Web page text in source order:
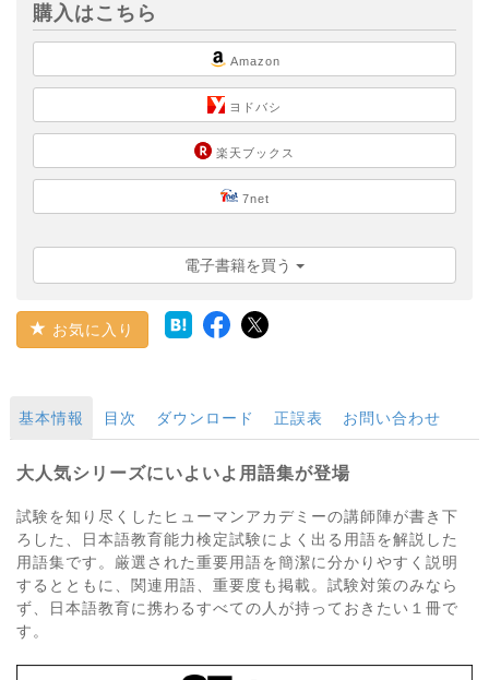
購入はこちら
Amazon
ヨドバシ
楽天ブックス
7net
電子書籍を買う
お気に入り
基本情報 目次 ダウンロード 正誤表 お問い合わせ
大人気シリーズにいよいよ用語集が登場
試験を知り尽くしたヒューマンアカデミーの講師陣が書き下
ろした、日本語教育能力検定試験によく出る用語を解説した
用語集です。厳選された重要用語を簡潔に分かりやすく説明
するとともに、関連用語、重要度も掲載。試験対策のみなら
ず、日本語教育に携わるすべての人が持っておきたい１冊で
す。